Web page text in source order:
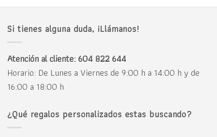
Si tienes alguna duda, ¡Llámanos!
Atención al cliente: 604 822 644
Horario: De Lunes a Viernes de 9:00 h a 14:00 h y de
16:00 a 18:00 h
¿Qué regalos personalizados estas buscando?